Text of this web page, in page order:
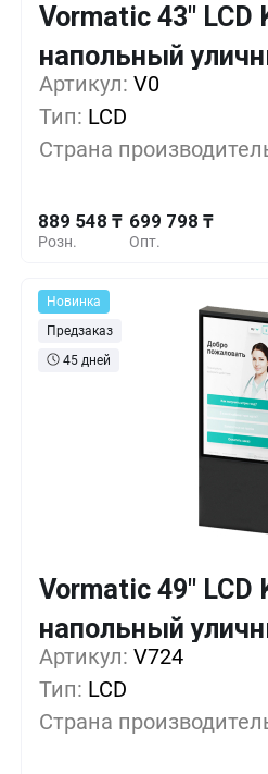
Vormatic 43" LCD
напольный
Артикул: V0
Тип: LCD
Страна
Розн.
889 548 ₸
Опт.
699 798 ₸
1+
5+
10+ -12%
Новинка
Предзаказ
45 дней
Vormatic 49" LCD
напольный
Артикул: V724
Тип: LCD
Страна
1+ 0%
5+
10+ -11%